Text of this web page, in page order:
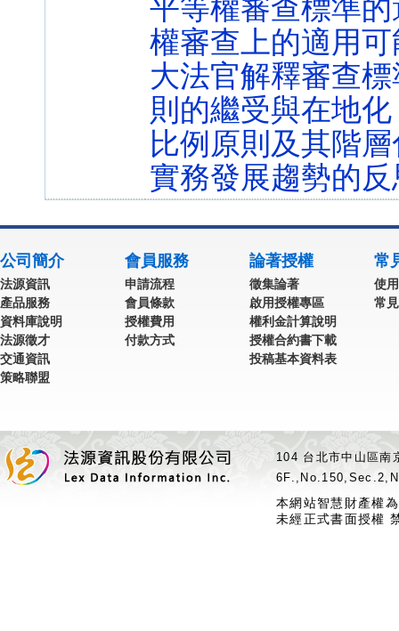
平等權審查標準
權審查上的適用可
大法官解釋審查
則的繼受與在地化
比例原則及其階
實務發展趨勢的反
公司簡介
法源資訊
產品服務
資料庫說明
法源徵才
交通資訊
策略聯盟
會員服務
申請流程
會員條款
授權費用
付款方式
論著授權
徵集論著
啟用授權專區
權利金計算說明
授權合約書下載
投稿基本資料表
常
使
常
104 台北市中山區
本網站智慧財產權
未經正式書面授權